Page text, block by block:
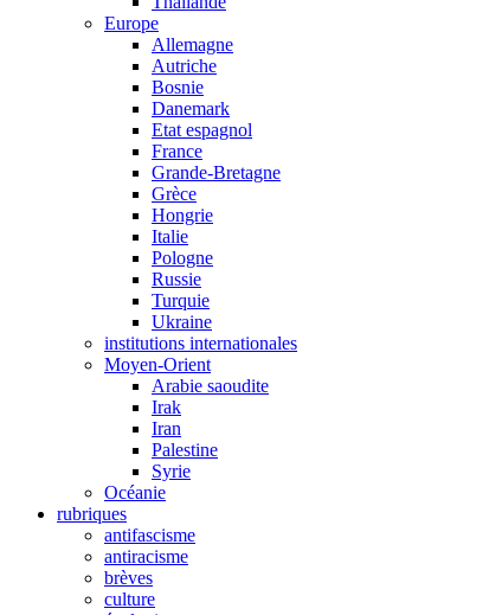
Europe
Allemagne
Autriche
Bosnie
Danemark
Etat espagnol
France
Grande-Bretagne
Grèce
Hongrie
Italie
Pologne
Russie
Turquie
Ukraine
institutions internationales
Moyen-Orient
Arabie saoudite
Irak
Iran
Palestine
Syrie
Océanie
rubriques
antifascisme
antiracisme
brèves
culture